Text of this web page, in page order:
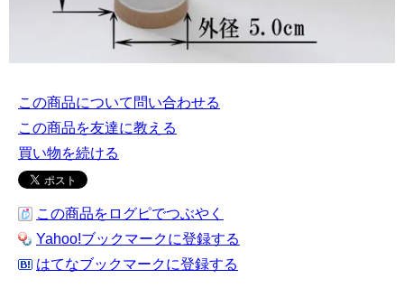
この商品について問い合わせる
この商品を友達に教える
買い物を続ける
この商品をログピでつぶやく
Yahoo!ブックマークに登録する
はてなブックマークに登録する